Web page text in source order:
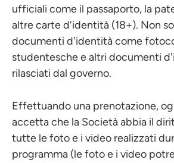
ufficiali come il passaporto, la
altre carte d'identità (18+). Non
documenti d'identità come
studentesche e altri documenti
rilasciati dal governo.
Effettuando una prenotazione,
accetta che la Società abbia il
tutte le foto e i video realizzati
programma (le foto e i video